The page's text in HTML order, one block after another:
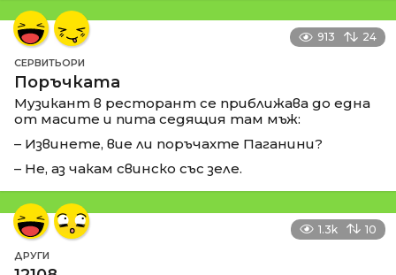
913 24
СЕРВИТЬОРИ
Поръчката
Музикант в ресторант се приближава до една
от масите и пита седящия там мъж:
– Извинете, вие ли поръчахте Паганини?
– Не, аз чакам свинско със зеле.
1.3k 10
ДРУГИ